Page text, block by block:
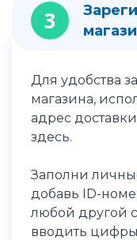
3
Для удобства
магазина,
адрес
здесь.
Заполни
добавь ID-
любой другой
вводить